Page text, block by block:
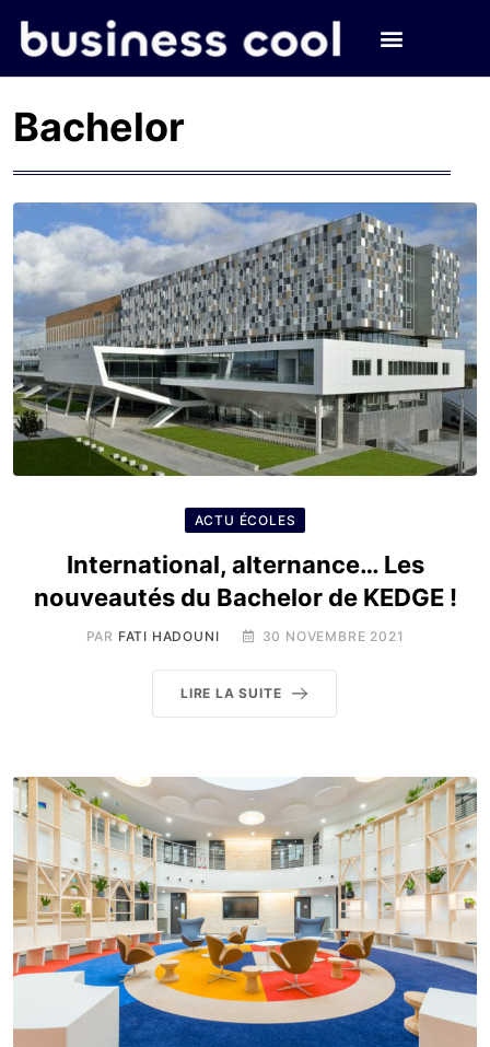
Bachelor
ACTU ÉCOLES
International, alternance… Les
nouveautés du Bachelor de KEDGE !
PAR FATI HADOUNI 30 NOVEMBRE 2021
LIRE LA SUITE